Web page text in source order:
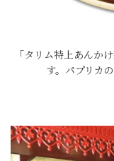
「タリム特上あんか
す。パプリカ